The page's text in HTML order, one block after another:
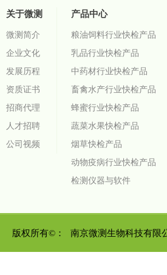
关于微测
微测简介
企业文化
发展历程
资质证书
招商代理
人才招聘
公司视频
产品中心
粮油饲料行业快检产品
乳品行业快检产品
中药材行业快检产品
畜禽水产行业快检产品
蜂蜜行业快检产品
蔬菜水果快检产品
烟草快检产品
动物疫病行业快检产品
检测仪器与软件
版权所有©： 南京微测生物科技有限